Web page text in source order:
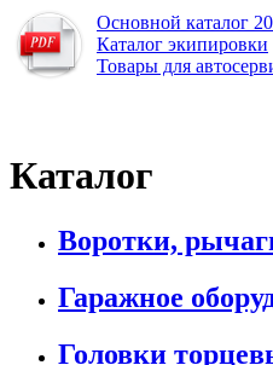
Основной каталог
Каталог экипировки
Товары для
Каталог
Воротки,
Гаражное
Головки